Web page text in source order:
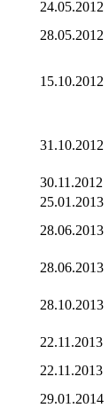
24.05.2012
28.05.2012
15.10.2012
31.10.2012
30.11.2012
25.01.2013
28.06.2013
28.06.2013
28.10.2013
22.11.2013
22.11.2013
29.01.2014